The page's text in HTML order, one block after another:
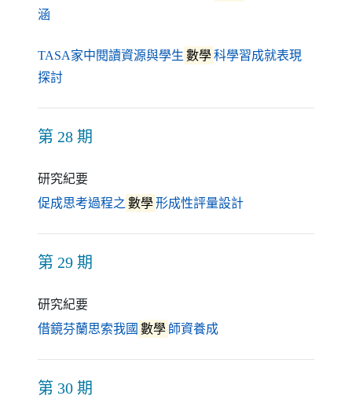
涵
TASA家中閱讀資源與學生 數學科學習成就表現
探討（另開新視窗）
第 28 期
研究紀要
促成思考過程之 數學形成性評量設計（另開新視窗）
第 29 期
研究紀要
借鏡芬蘭思索我國 數學 師資養成（另開新視窗）
第 30 期